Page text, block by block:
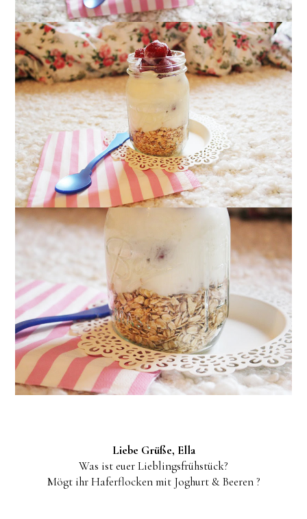
Liebe Grüße, Ella
Was ist euer Lieblingsfrühstück?
Mögt ihr Haferflocken mit Joghurt & Beeren ?